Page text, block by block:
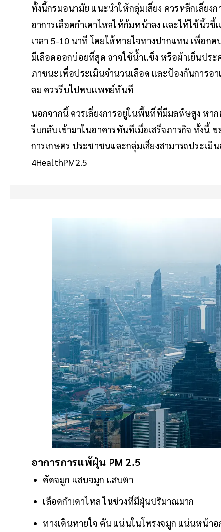
ทั้งนี้กรมอนามัย แนะนำให้กลุ่มเสี่ยง ควรหลีกเลี่ย
อาการเลือดกำเดาไหลให้ก้มหน้าลง และให้ใช้นิ้
เวลา 5-10 นาที โดยให้หายใจทางปากแทน เพื่อ
มีเลือดออกบ่อยที่สุด อาจใช้น้ำแข็ง หรือผ้าเย็นปร
ภาชนะเพื่อประเมินจำนวนเลือด และป้องกันการอ
ลม ควรรีบไปพบแพทย์ทันที
นอกจากนี้ ควรเลี่ยงการอยู่ในพื้นที่ที่มีมลพิษสูง หา
รีบกลับเข้ามาในอาคารทันทีเมื่อเสร็จภารกิจ ทั้งนี้
การเกษตร ประชาชนและกลุ่มเสี่ยงสามารถประเ
4HealthPM2.5
อาการการแพ้ฝุ่น PM 2.5
คัดจมูก แสบจมูก แสบตา
เลือดกำเดาไหล ในช่วงที่มีฝุ่นปริมาณมาก
ทางเดินหายใจ คัน แน่นในโพรงจมูก แน่นหน้า